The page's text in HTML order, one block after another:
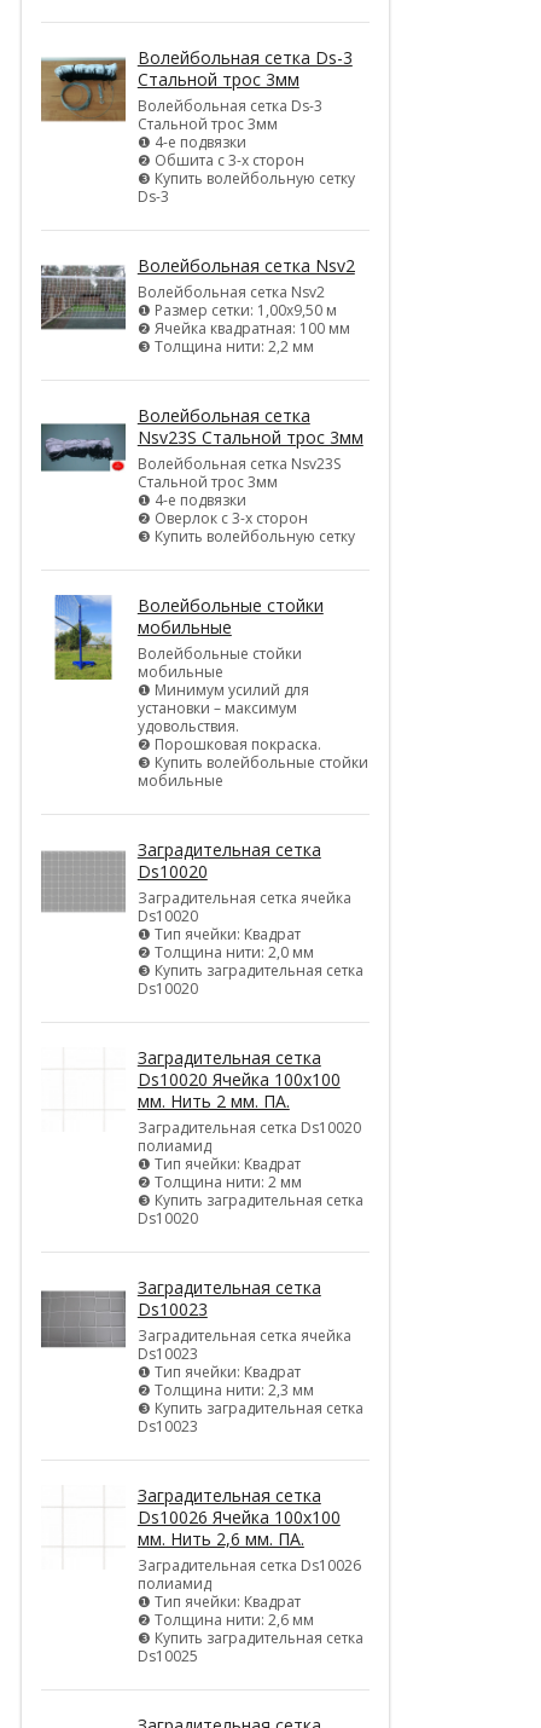
Волейбольная сетка Ds-3
Стальной трос 3мм
Волейбольная сетка Ds-3
Стальной трос 3мм
❶ 4-е подвязки
❷ Обшита с 3-х сторон
❸ Купить волейбольную сетку
Ds-3
Волейбольная сетка Nsv2
Волейбольная сетка Nsv2
❶ Размер сетки: 1,00х9,50 м
❷ Ячейка квадратная: 100 мм
❸ Толщина нити: 2,2 мм
Волейбольная сетка
Nsv23S Стальной трос 3мм
Волейбольная сетка Nsv23S
Стальной трос 3мм
❶ 4-е подвязки
❷ Оверлок с 3-х сторон
❸ Купить волейбольную сетку
Волейбольные стойки
мобильные
Волейбольные стойки
мобильные
❶ Минимум усилий для
установки – максимум
удовольствия.
❷ Порошковая покраска.
❸ Купить волейбольные стойки
мобильные
Заградительная сетка
Ds10020
Заградительная сетка ячейка
Ds10020
❶ Тип ячейки: Квадрат
❷ Толщина нити: 2,0 мм
❸ Купить заградительная сетка
Ds10020
Заградительная сетка
Ds10020 Ячейка 100х100
мм. Нить 2 мм. ПА.
Заградительная сетка Ds10020
полиамид
❶ Тип ячейки: Квадрат
❷ Толщина нити: 2 мм
❸ Купить заградительная сетка
Ds10020
Заградительная сетка
Ds10023
Заградительная сетка ячейка
Ds10023
❶ Тип ячейки: Квадрат
❷ Толщина нити: 2,3 мм
❸ Купить заградительная сетка
Ds10023
Заградительная сетка
Ds10026 Ячейка 100х100
мм. Нить 2,6 мм. ПА.
Заградительная сетка Ds10026
полиамид
❶ Тип ячейки: Квадрат
❷ Толщина нити: 2,6 мм
❸ Купить заградительная сетка
Ds10025